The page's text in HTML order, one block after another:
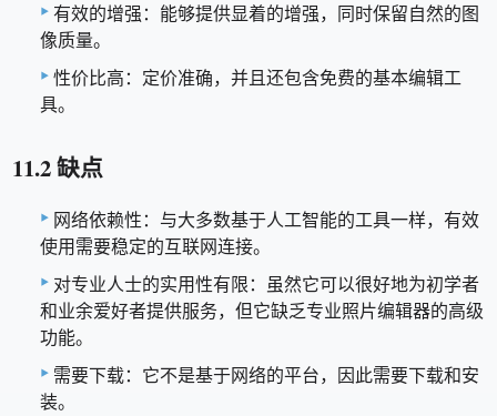
有效的增强：能够提供显着的增强，同时保留自然的图
像质量。
性价比高：定价准确，并且还包含免费的基本编辑工
具。
11.2 缺点
网络依赖性：与大多数基于人工智能的工具一样，有效
使用需要稳定的互联网连接。
对专业人士的实用性有限：虽然它可以很好地为初学者
和业余爱好者提供服务，但它缺乏专业照片编辑器的高级
功能。
需要下载：它不是基于网络的平台，因此需要下载和安
装。